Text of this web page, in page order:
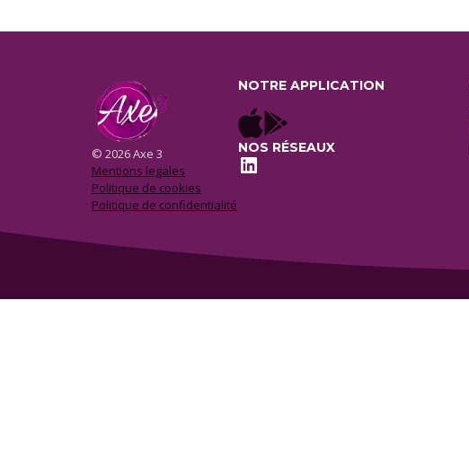
© 2026 Axe 3
Mentions legales
Politique de cookies
Politique de confidentialité
NOTRE APPLICATION
NOS RÉSEAUX
LinkedIn